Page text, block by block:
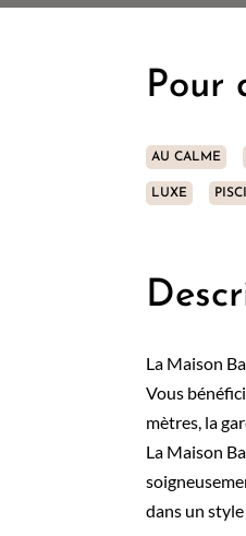
Pour
AU CALME
LUXE
La Maison
Vous
mètres, la
La Maison
dans un